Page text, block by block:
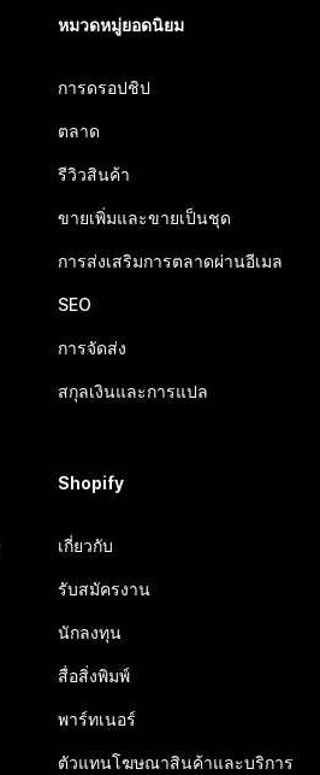
หมวดหมู่ยอดนิยม
การดรอปชิป
ตลาด
รีวิวสินค้า
ขายเพิ่มและขายเป็นชุด
การส่งเสริมการตลาดผ่านอีเมล
SEO
การจัดส่ง
สกุลเงินและการแปล
Shopify
เกี่ยวกับ
รับสมัครงาน
นักลงทุน
สื่อสิ่งพิมพ์
พาร์ทเนอร์
ตัวแทนโฆษณาสินค้าและบริการ